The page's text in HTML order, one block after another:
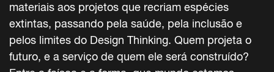
materiais aos projetos que recriam espécies
extintas, passando pela saúde, pela inclusão e
pelos limites do Design Thinking. Quem projeta o
futuro, e a serviço de quem ele será construído?